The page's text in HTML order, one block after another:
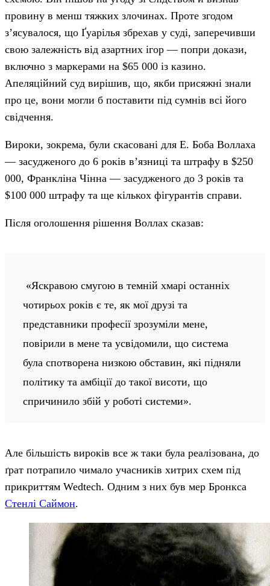
провину в менш тяжких злочинах. Проте згодом
з’ясувалося, що Ґуарілья збрехав у суді, заперечивши
свою залежність від азартних ігор — попри докази,
включно з маркерами на $65 000 із казино.
Апеляційний суд вирішив, що, якби присяжні знали
про це, вони могли б поставити під сумнів всі його
свідчення.
Вироки, зокрема, були скасовані для Е. Боба Воллаха
— засудженого до 6 років в’язниці та штрафу в $250
000, Франкліна Чінна — засудженого до 3 років та
$100 000 штрафу та ще кількох фігурантів справи.
Після оголошення рішення Воллах сказав:
«Яскравою смугою в темній хмарі останніх
чотирьох років є те, як мої друзі та
представники професії зрозуміли мене,
повірили в мене та усвідомили, що система
була спотворена низкою обставин, які підняли
політику та амбіції до такої висоти, що
спричинило збій у роботі системи».
Але більшість вироків все ж таки була реалізована, до
ґрат потрапило чимало учасників хитрих схем під
прикриттям Wedtech. Одним з них був мер Бронкса
Стенлі Саймон.